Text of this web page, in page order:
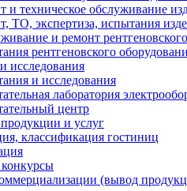
и техническое обслуживание
ТО, экспертиза, испытания
и ремонт
рентгеновского
исследования
и исследования
лаборатория
центр
и услуг
классификация гостиниц
(вывод